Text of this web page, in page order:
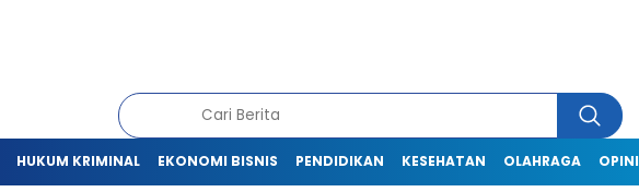
HUKUM KRIMINAL EKONOMI BISNIS PENDIDIKAN KESEHATAN OLAHRAGA OPINI